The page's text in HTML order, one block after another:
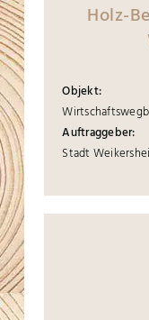
Holz-
Objekt:
Auftraggeber:
Stadt